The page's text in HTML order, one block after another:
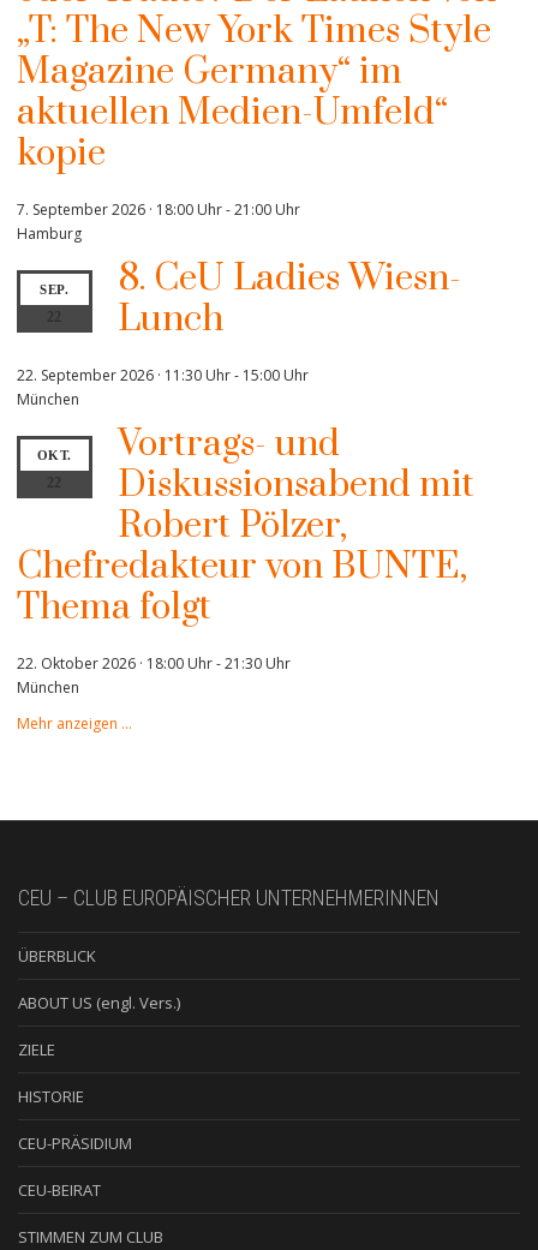
„T: The New York Times Style
Magazine Germany“ im
aktuellen Medien-Umfeld“
kopie
7. September 2026 · 18:00 Uhr-21:00 Uhr
Hamburg
SEP.
22
8. CeU Ladies Wiesn-
Lunch
22. September 2026 · 11:30 Uhr- 15:00 Uhr
München
OKT.
22
Vortrags- und
Diskussionsabend mit
Robert Pölzer,
Chefredakteur von BUNTE,
Thema folgt
22. Oktober 2026 · 18:00 Uhr-21:30 Uhr
München
Mehr anzeigen …
CEU – CLUB EUROPÄISCHER UNTERNEHMERINNEN
ÜBERBLICK
ABOUT US (engl. Vers.)
ZIELE
HISTORIE
CEU-PRÄSIDIUM
CEU-BEIRAT
STIMMEN ZUM CLUB